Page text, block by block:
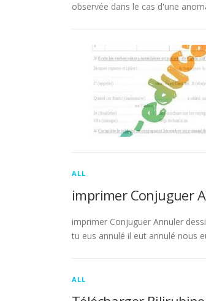
observée dans le cas d'une
ALL
imprimer Conjuguer
imprimer Conjuguer Annuler
tu eus annulé il eut annulé nous
ALL